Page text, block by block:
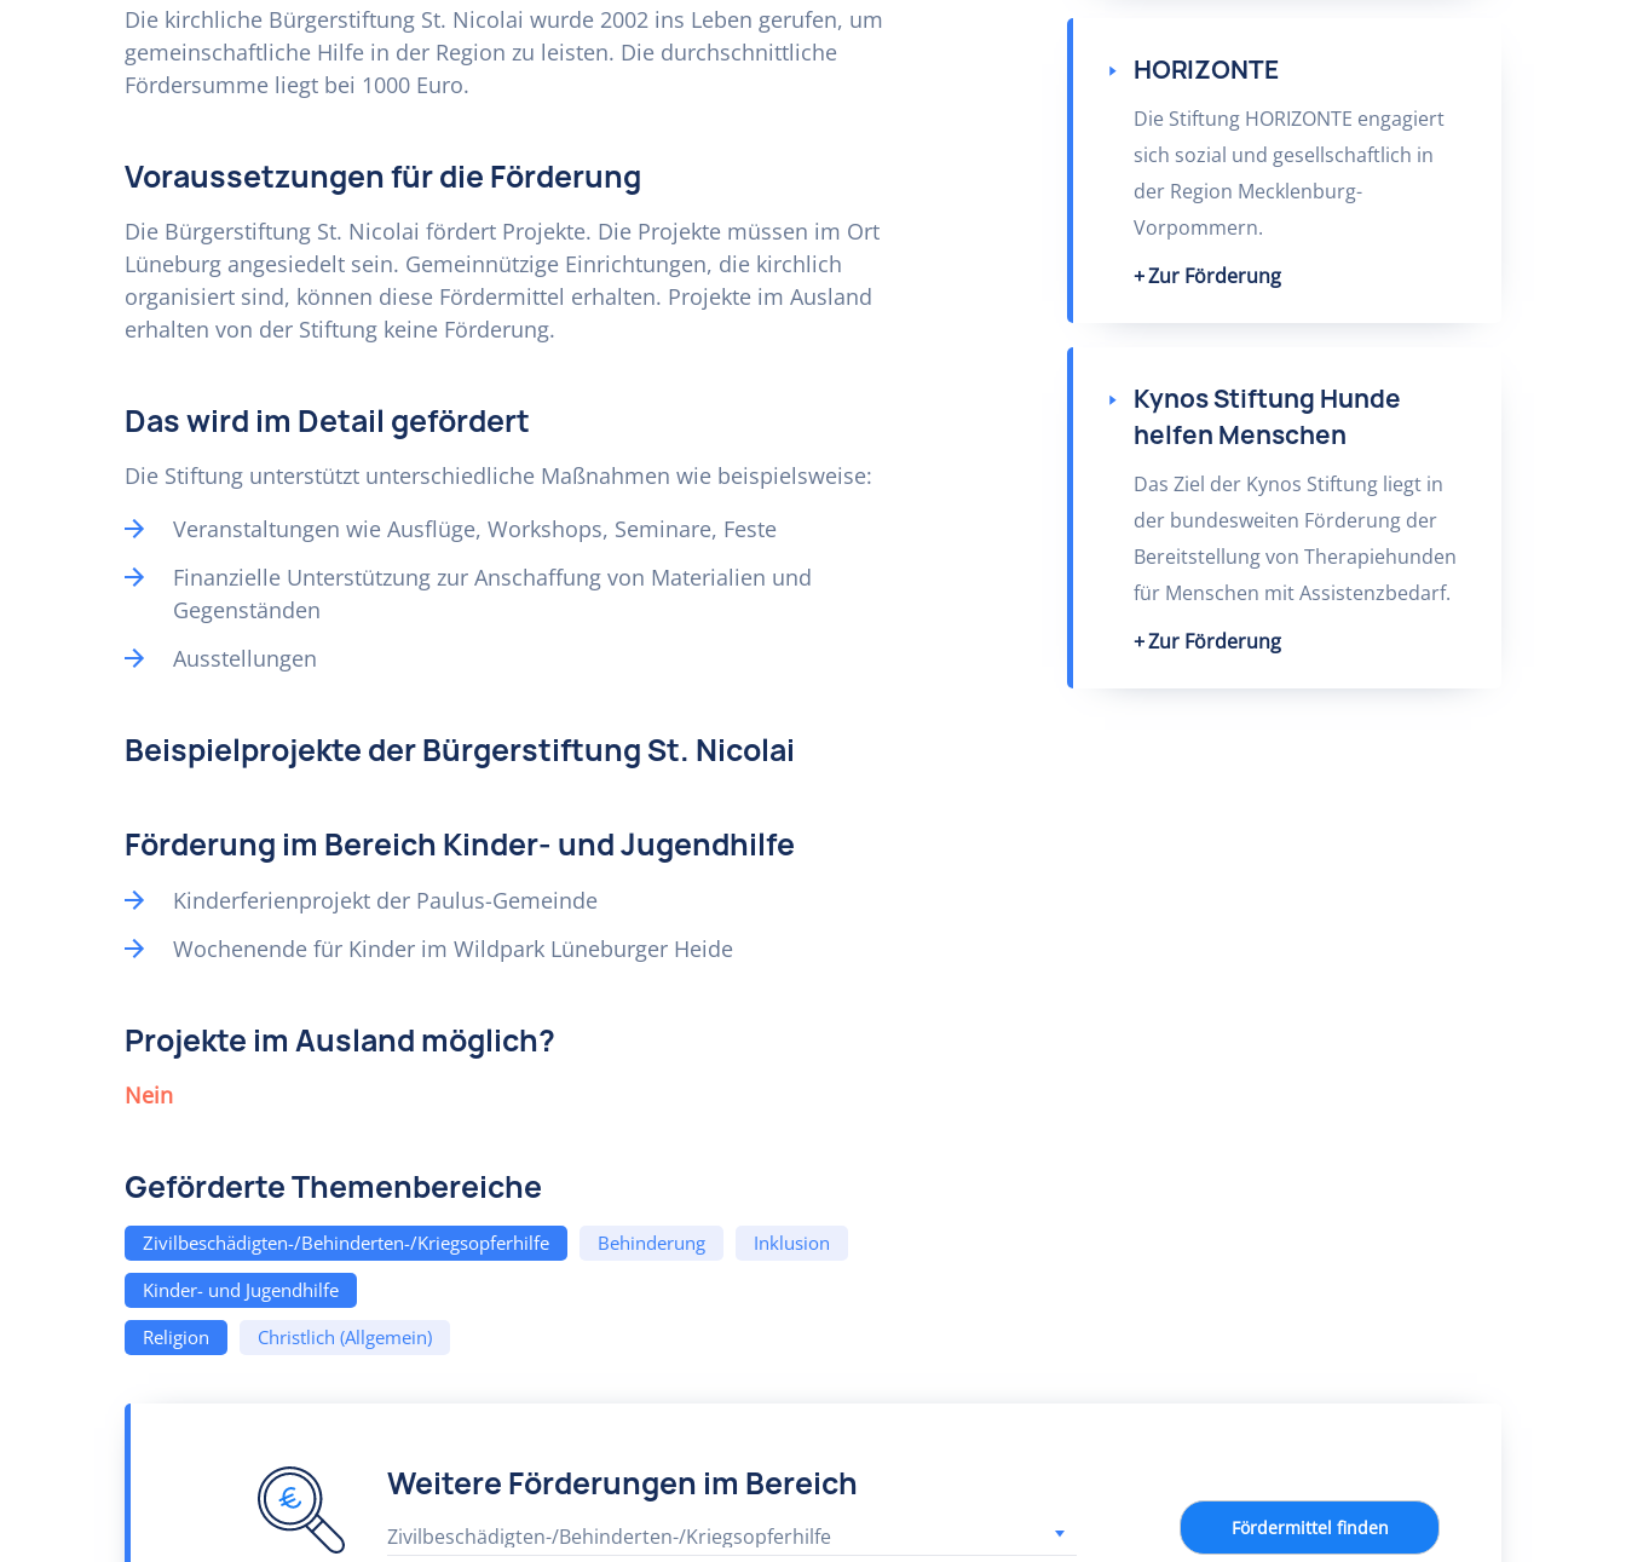
Die kirchliche Bürgerstiftung St. Nicolai wurde 2002 ins Leben gerufen, um
gemeinschaftliche Hilfe in der Region zu leisten. Die durchschnittliche
Fördersumme liegt bei 1000 Euro.
Voraussetzungen für die Förderung
Die Bürgerstiftung St. Nicolai fördert Projekte. Die Projekte müssen im Ort
Lüneburg angesiedelt sein. Gemeinnützige Einrichtungen, die kirchlich
organisiert sind, können diese Fördermittel erhalten. Projekte im Ausland
erhalten von der Stiftung keine Förderung.
Das wird im Detail gefördert
Die Stiftung unterstützt unterschiedliche Maßnahmen wie beispielsweise:
Veranstaltungen wie Ausflüge, Workshops, Seminare, Feste
Finanzielle Unterstützung zur Anschaffung von Materialien und
Gegenständen
Ausstellungen
Beispielprojekte der Bürgerstiftung St. Nicolai
Förderung im Bereich Kinder- und Jugendhilfe
Kinderferienprojekt der Paulus-Gemeinde
Wochenende für Kinder im Wildpark Lüneburger Heide
Projekte im Ausland möglich?
Nein
Geförderte Themenbereiche
Zivilbeschädigten-/Behinderten-/Kriegsopferhilfe Behinderung
Inklusion
Kinder- und Jugendhilfe
Religion
Christlich (Allgemein)
HORIZONTE
Die Stiftung HORIZONTE engagiert
sich sozial und gesellschaftlich in
der Region Mecklenburg-
Vorpommern.
Zur Förderung
Kynos Stiftung Hunde
helfen Menschen
Das Ziel der Kynos Stiftung liegt in
der bundesweiten Förderung der
Bereitstellung von Therapiehunden
für Menschen mit Assistenzbedarf.
Zur Förderung
Weitere Förderungen im Bereich
Zivilbeschädigten-/Behinderten-/Kriegsopferhilfe Fördermittel finden